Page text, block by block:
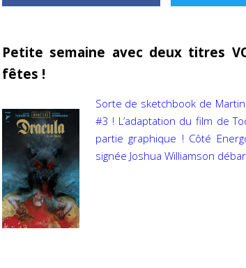
Petite semaine avec deux titres
fêtes !
Sorte de sketchbook de
#3 ! L’adaptation du film de
partie graphique ! Côté
signée Joshua Williamson